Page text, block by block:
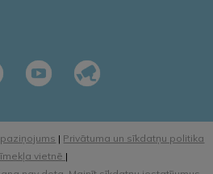
| Privātuma un sīkdatņu politika
vietnē |